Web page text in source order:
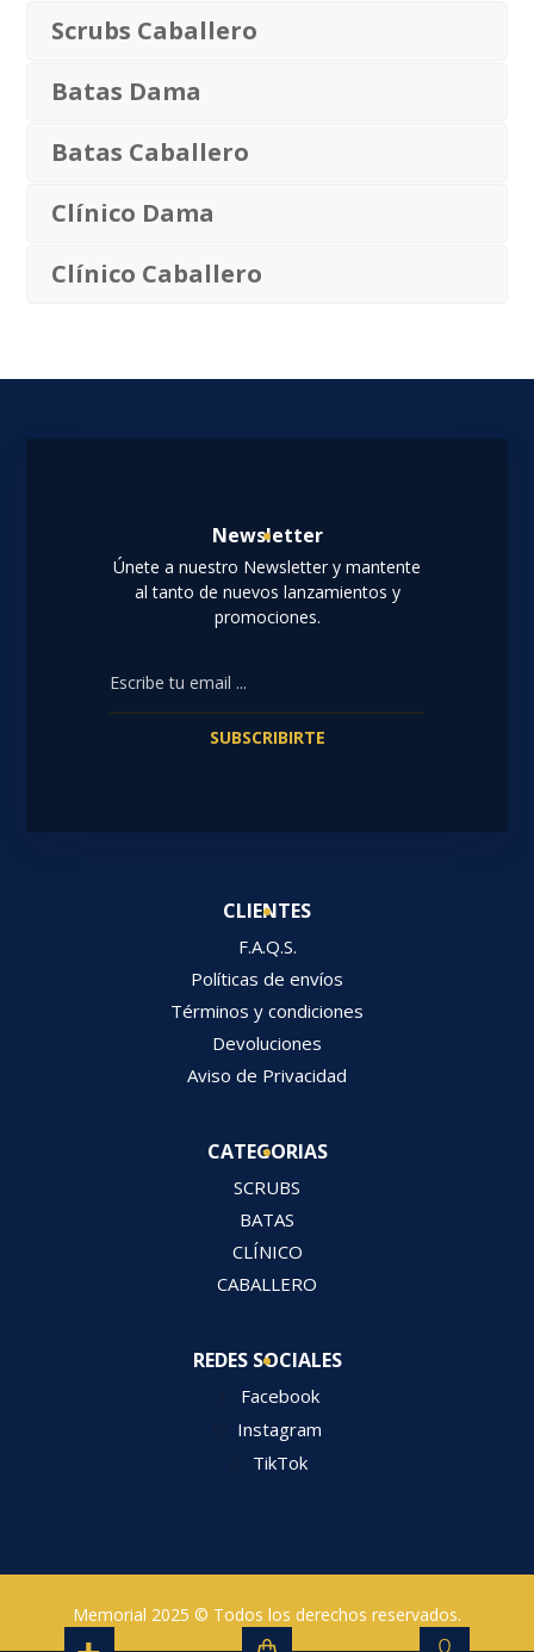
Scrubs Caballero
Batas Dama
Batas Caballero
Clínico Dama
Clínico Caballero
Newsletter
Únete a nuestro Newsletter y mantente
al tanto de nuevos lanzamientos y
promociones.
SUBSCRIBIRTE
CLIENTES
F.A.Q.S.
Políticas de envíos
Términos y condiciones
Devoluciones
Aviso de Privacidad
CATEGORIAS
SCRUBS
BATAS
CLÍNICO
CABALLERO
REDES SOCIALES
Facebook
Instagram
TikTok
Memorial 2025 © Todos los derechos reservados.